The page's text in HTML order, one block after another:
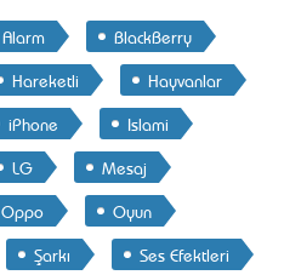
Alarm
BlackBerry
Hareketli
Hayvanlar
iPhone
Islami
LG
Mesaj
Oppo
Oyun
Şarkı Ses Efektleri